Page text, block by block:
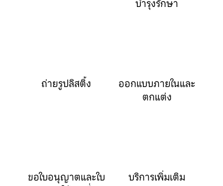
บำรุงรักษา
ถ่ายรูปลิสติ้ง
ออกแบบภายในและ
ตกแต่ง
ขอใบอนุญาตและใบ
บริการเพิ่มเติม